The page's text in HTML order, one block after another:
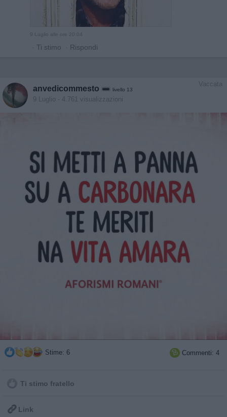
9 Luglio alle ore 20:04
· Ti stimo · Rispondi
Vaccata
anvedicommesto livello 13
9 Luglio - 4.761 visualizzazioni
Stime: 6  Commenti: 4
Ti stimo fratello
 Link